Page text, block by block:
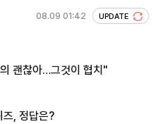
08.09 01:42 UPDATE
괜찮아…그것이 협치"
즈, 정답은?